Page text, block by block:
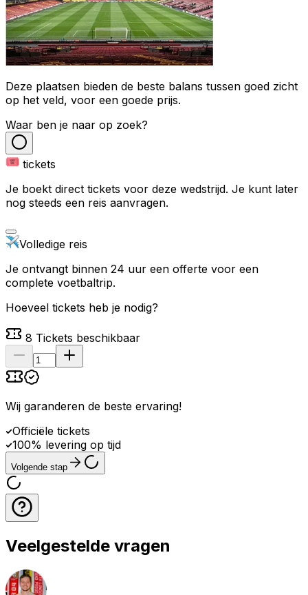
Deze plaatsen bieden de beste balans tussen goed zicht
op het veld, voor een goede prijs.
Waar ben je naar op zoek?
tickets
Je boekt direct tickets voor deze wedstrijd. Je kunt later
nog steeds een reis aanvragen.
Volledige reis
Je ontvangt binnen 24 uur een offerte voor een
complete voetbaltrip.
Hoeveel tickets heb je nodig?
8 Tickets beschikbaar
Wij garanderen de beste ervaring!
Officiële tickets
100% levering op tijd
Volgende stap
Veelgestelde vragen